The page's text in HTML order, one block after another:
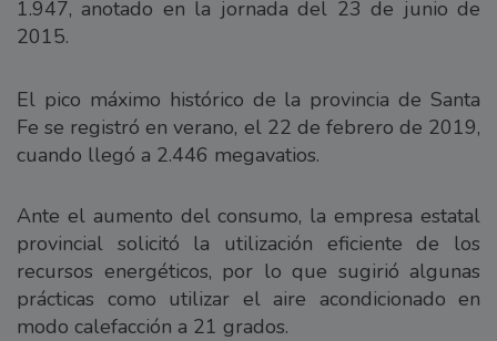
1.947, anotado en la jornada del 23 de junio de
2015.
El pico máximo histórico de la provincia de Santa
Fe se registró en verano, el 22 de febrero de 2019,
cuando llegó a 2.446 megavatios.
Ante el aumento del consumo, la empresa estatal
provincial solicitó la utilización eficiente de los
recursos energéticos, por lo que sugirió algunas
prácticas como utilizar el aire acondicionado en
modo calefacción a 21 grados.